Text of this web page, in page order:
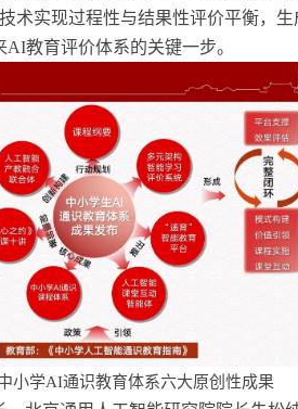
术实现过程性与结果性评价平衡，
AI教育评价体系的关键一步。
小学AI通识教育体系六大原创性成果